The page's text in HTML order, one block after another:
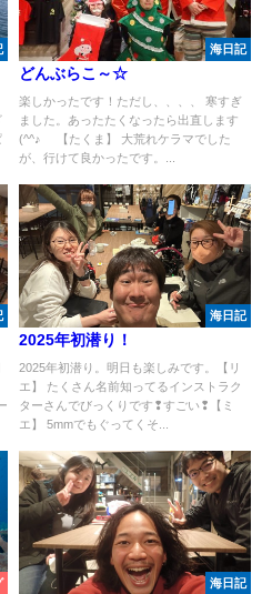
海日記
どんぶらこ～☆
楽しかったです！ただし、、、、 寒すぎ
ました。あったたくなったら出直します
(^^♪ 【たくま】 大荒れケラマでした
が、行けて良かったです。...
海日記
2025年初潜り！
2025年初潜り。明日も楽しみです。【リ
エ】 たくさん名前知ってるインストラク
ターさんでびっくりです❢すごい❢【ミ
エ】 5mmでもぐってくそ...
海日記